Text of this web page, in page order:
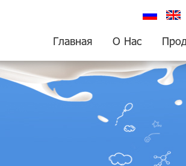
Главная О Нас